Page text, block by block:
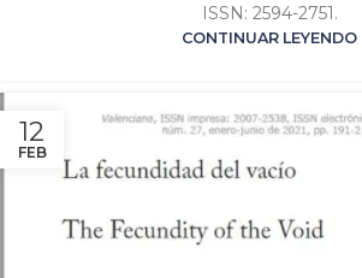
ISSN: 2594-2751.
CONTINUAR LEYENDO
12
FEB